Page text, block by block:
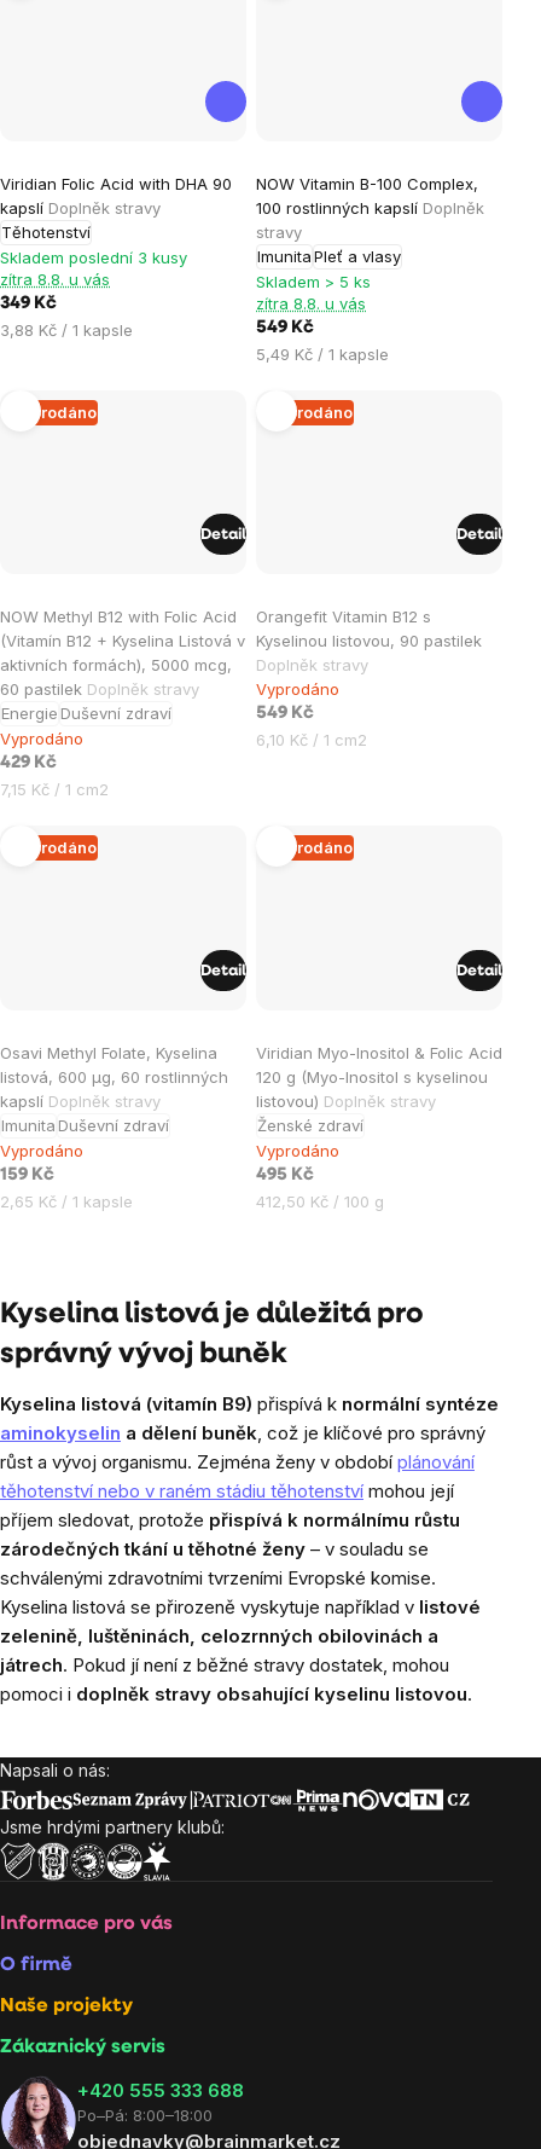
Viridian Folic Acid with DHA 90
kapslí Doplněk stravy
Těhotenství
Skladem poslední 3 kusy
zítra 8.8. u vás
349 Kč
Měrná
3,88 Kč / 1 kapsle
NOW Vitamin B-100 Complex,
100 rostlinných kapslí Doplněk
stravy
ImunitaPleť a vlasy
hodnocení
produktu
je
5,0
z
5
hvězdiček.
Skladem > 5 ks
zítra 8.8. u vás
549 Kč
Měrná
5,49 Kč / 1 kapsle
Vyprodáno
NOW Methyl B12 with Folic Acid
(Vitamín B12 + Kyselina Listová v
aktivních formách), 5000 mcg,
60 pastilek Doplněk stravy
Energie Duševní zdraví
Vyprodáno
429 Kč
Měrná
7,15 Kč / 1 cm2
Detail
Vyprodáno
Orangefit Vitamin B12 s
Kyselinou listovou, 90 pastilek
Doplněk stravy
Vyprodáno
549 Kč
Měrná
6,10 Kč / 1 cm2
Detail
Vyprodáno
Osavi Methyl Folate, Kyselina
listová, 600 µg, 60 rostlinných
kapslí Doplněk stravy
Imunita Duševní zdraví
Vyprodáno
159 Kč
Měrná
2,65 Kč / 1 kapsle
Detail
Vyprodáno
Viridian Myo-Inositol & Folic Acid
120 g (Myo-Inositol s kyselinou
listovou) Doplněk stravy
Ženské zdraví
hodnocení
produktu
je
5,0
z
5
Vyprodáno
495 Kč
Měrná
412,50 Kč / 100 g
Detail
prvky
výpisu
Kyselina listová je důležitá pro
správný vývoj buněk
Kyselina listová (vitamín B9) přispívá k normální syntéze
aminokyselin a dělení buněk, což je klíčové pro správný
růst a vývoj organismu. Zejména ženy v období plánování
těhotenství nebo v raném stádiu těhotenství mohou její
příjem sledovat, protože přispívá k normálnímu růstu
zárodečných tkání u těhotné ženy – v souladu se
schválenými zdravotními tvrzeními Evropské komise.
Kyselina listová se přirozeně vyskytuje například v listové
zelenině, luštěninách, celozrnných obilovinách a
játrech. Pokud jí není z běžné stravy dostatek, mohou
pomoci i doplněk stravy obsahující kyselinu listovou.
Zápatí
Napsali o nás:
Jsme hrdými partnery klubů:
Informace pro vás
O firmě
Naše projekty
Zákaznický servis
‭+420 555 333 688
Po–Pá: 8:00–18:00
objednavky@brainmarket.cz